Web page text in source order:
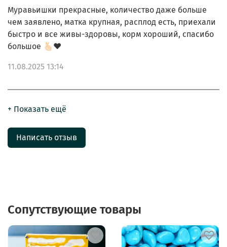
Муравьишки прекрасные, количество даже больше
чем заявлено, матка крупная, расплод есть, приехали
быстро и все живы-здоровы, корм хороший, спасибо
большое 🫰🏻❤️
11.08.2025 13:14
+ Показать ещё
Написать отзыв
Сопутствующие товары